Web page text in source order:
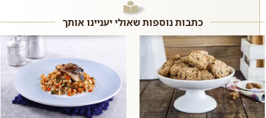
אם רוצים,...
מחמיא לטעמה של הכרובית. כדאי
לנסות...
כתבות נוספות שאולי יעניינו אותך